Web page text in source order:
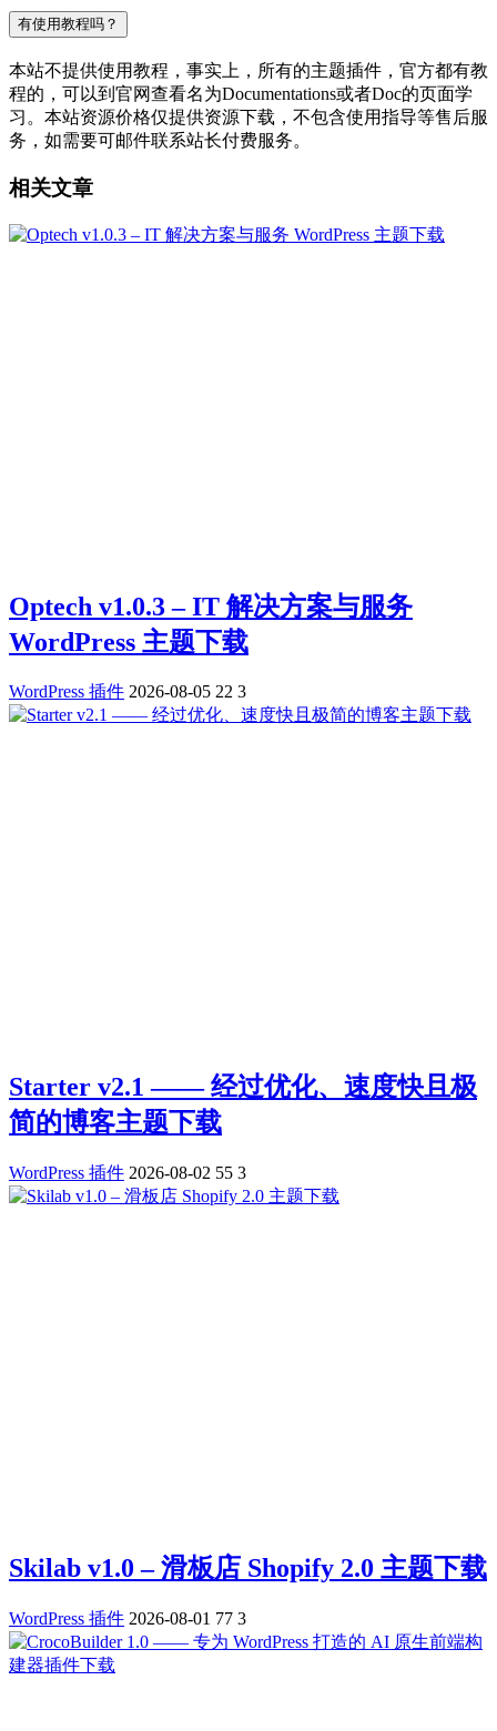
有使用教程吗？
本站不提供使用教程，事实上，所有的主题插件，官方都有教
程的，可以到官网查看名为Documentations或者Doc的页面学
习。本站资源价格仅提供资源下载，不包含使用指导等售后服
务，如需要可邮件联系站长付费服务。
相关文章
Optech v1.0.3 – IT 解决方案与服务
WordPress 主题下载
WordPress 插件 2026-08-05 22 3
Starter v2.1 —— 经过优化、速度快且极
简的博客主题下载
WordPress 插件 2026-08-02 55 3
Skilab v1.0 – 滑板店 Shopify 2.0 主题下载
WordPress 插件 2026-08-01 77 3